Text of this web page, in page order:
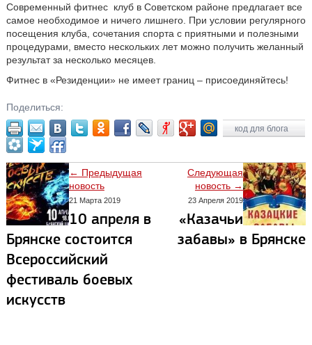
Современный фитнесклуб в Советском районе предлагает все
самое необходимое и ничего лишнего. При условии регулярного
посещения клуба, сочетания спорта с приятными и полезными
процедурами, вместо нескольких лет можно получить желанный
результат за несколько месяцев.
Фитнесв «Резиденции» не имеет границ – присоединяйтесь!
Поделиться:
код для блога
← Предыдущая
новость
21 Марта 2019
10 апреля в
Брянске состоится
Всероссийский
фестиваль боевых
искусств
Следующая
новость →
23 Апреля 2019
«Казачьи
забавы» в Брянске